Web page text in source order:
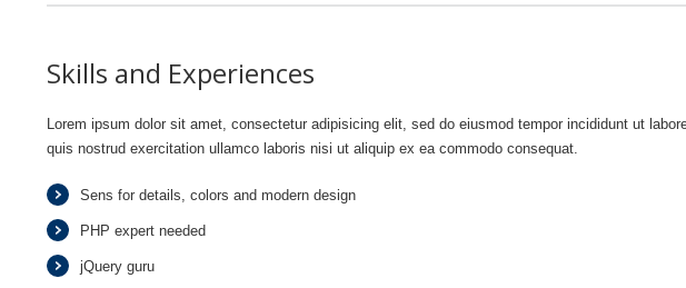
Skills and Experiences
Lorem ipsum dolor sit amet, consectetur adipisicing elit, sed do eiusmod tempor incididunt ut
quis nostrud exercitation ullamco laboris nisi ut aliquip ex ea commodo consequat.
Sens for details, colors and modern design
PHP expert needed
jQuery guru